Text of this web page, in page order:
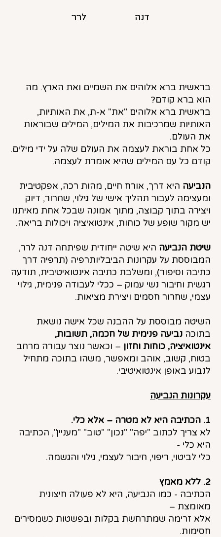
לרר דנה לרר דנה
בראשית ברא אלוהים את השמיים ואת הארץ. מה
הוא ברא קודם?
בראשית ברא אלוהים "את" א-ת, את האותיות,
האותיות שמרכיבות את המילים, המילים שבוראות
את העולם.
כל אחת בוראת לעצמה את העולם שלה על ידי מילים.
קודם כל עם המילים שהיא אומרת לעצמה.
הנביעה היא דרך, אורח חיים, מהות רכה, אפקטיבית
ומעצימה לעבור תהליך אישי של גילוי, שחרור, דיוק
ויצירה בתוך קבוצה, מתוך אמונה שבכל אחת מאיתנו
יש מקור שופע של כוחות, אינטואיציה ויכולות בריאה.
שיטת הנביעה היא שיטה ייחודית שפיתחה דנה לרר,
המבוססת על עקרונות הביבליותרפיה (תרפיה דרך
כתיבה וסיפור), ומשלבת כתיבה אינטואיטיבית, תודעה
רגשית וחיבור נשי עמוק – ככלי לעבודה פנימית, גילוי
עצמי, שחרור חסמים ויצירת מציאות.
השיטה מבוססת על ההבנה שכל אישה נושאת
בתוכה נביעה פנימית של חכמה, תשובות,
אינטואיציה, כוחות וחזון – וכאשר נוצר עבורה מרחב
בטוח, קשוב, אוהב ומאפשר, משהו בתוכה מתחיל
לנבוע באופן אינטואיטיבי.
עקרונות הנביעה
1. הכתיבה היא לא מטרה – אלא כלי.
לא צריך לכתוב "יפה" "נכון" "טוב" "מעניין", הכתיבה
היא כלי -
כלי לביטוי, ריפוי, חיבור לעצמי, גילוי והגשמה.
2. ללא מאמץ
הכתיבה - כמו הנביעה, היא לא פעולה חיצונית
מאומצת –
אלא זרימה שמתרחשת בקלות ובפשטות כשמסירים
חסימות.